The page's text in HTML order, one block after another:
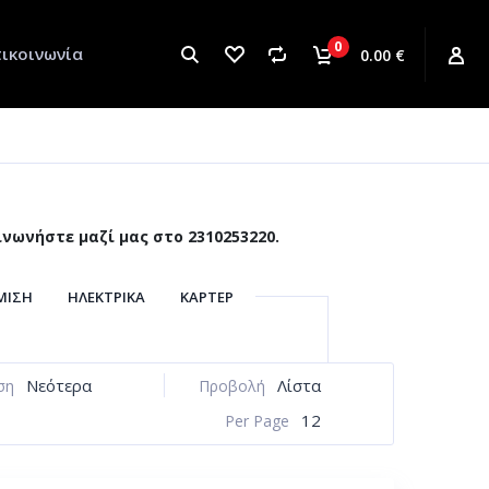
0 0.00 €
μαζί μας στο 2310253220.
ΗΛΕΚΤΡΙΚΆ
ΚΆΡΤΕΡ
ΤΑΧΥΤΉΤΩΝ
ΣΤΡΌΦΑΛΟΣ
ΦΡΈΝΑ
Προβολή Λίστα
Νεότερα
Per Page 12